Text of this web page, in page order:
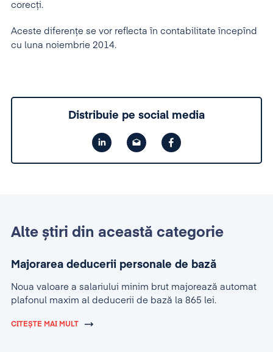
corecți.
Aceste diferenţe se vor reflecta în contabilitate începînd
cu luna noiembrie 2014.
Distribuie pe social media
Alte știri din această categorie
Majorarea deducerii personale de bază
Noua valoare a salariului minim brut majorează automat
plafonul maxim al deducerii de bază la 865 lei.
CITEȘTE MAI MULT